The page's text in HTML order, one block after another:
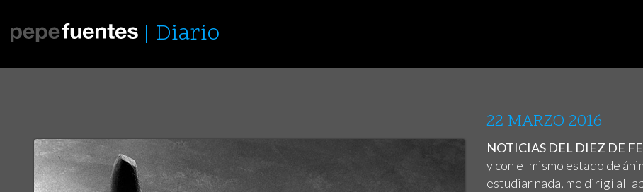
Diario
22 MARZO 2016
NOTICIAS DEL DIEZ DE
y con el mismo estado de
estudiar nada, me dirigí al